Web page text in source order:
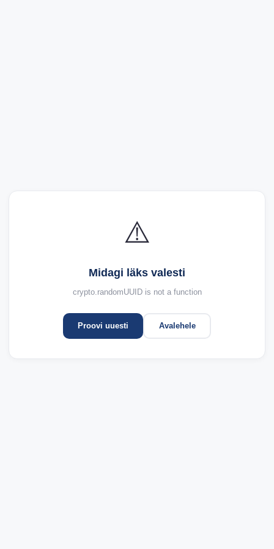
⚠️
Midagi läks valesti
crypto.randomUUID is not a function
Proovi uuesti Avalehele